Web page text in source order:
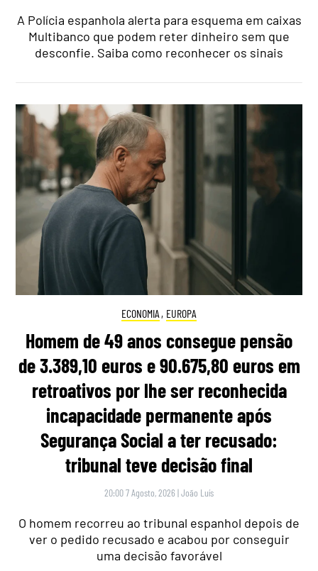
A Polícia espanhola alerta para esquema em caixas
Multibanco que podem reter dinheiro sem que
desconfie. Saiba como reconhecer os sinais
ECONOMIA , EUROPA
Homem de 49 anos consegue pensão
de 3.389,10 euros e 90.675,80 euros em
retroativos por lhe ser reconhecida
incapacidade permanente após
Segurança Social a ter recusado:
tribunal teve decisão final
20:00 7 Agosto, 2026 |João Luís
O homem recorreu ao tribunal espanhol depois de
ver o pedido recusado e acabou por conseguir
uma decisão favorável